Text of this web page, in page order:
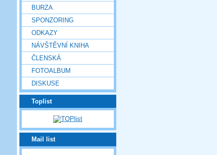
BURZA
SPONZORING
ODKAZY
NÁVŠTĚVNÍ KNIHA
ČLENSKÁ
FOTOALBUM
DISKUSE
Toplist
Mail list